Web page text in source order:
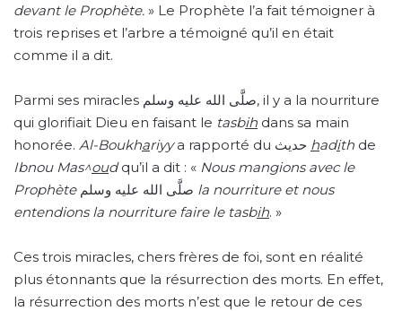
devant le Prophète. » Le Prophète l’a fait témoigner à
trois reprises et l’arbre a témoigné qu’il en était
comme il a dit.
Parmi ses miracles صلَّى الله عليه وسلم, il y a la nourriture
qui glorifiait Dieu en faisant le tasbih dans sa main
honorée. Al-Boukhariyy a rapporté du حديث hadith de
Ibnou Mas^oudqu’il a dit : « Nous mangions avec le
Prophète صلَّى الله عليه وسلم la nourriture et nous
entendions la nourriture faire le tasbih. »
Ces trois miracles, chers frères de foi, sont en réalité
plus étonnants que la résurrection des morts. En effet,
la résurrection des morts n’est que le retour de ces